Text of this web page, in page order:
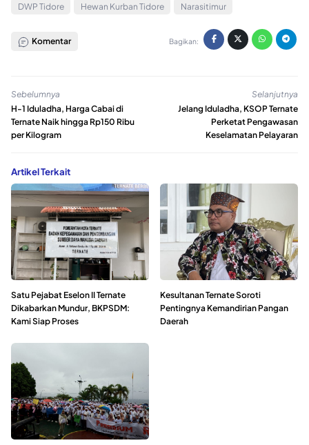
DWP Tidore Hewan Kurban Tidore Narasitimur
Komentar Bagikan:
Sebelumnya
H-1 Iduladha, Harga Cabai di
Ternate Naik hingga Rp150 Ribu
per Kilogram
Selanjutnya
Jelang Iduladha, KSOP Ternate
Perketat Pengawasan
Keselamatan Pelayaran
Artikel Terkait
Satu Pejabat Eselon II Ternate
Dikabarkan Mundur, BKPSDM:
Kami Siap Proses
Kesultanan Ternate Soroti
Pentingnya Kemandirian Pangan
Daerah